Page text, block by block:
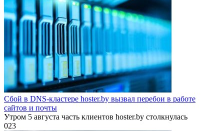
Сбой в DNS-кластере hoster.by вызвал перебои в работе
сайтов и почты
Утром 5 августа часть клиентов hoster.by столкнулась
023